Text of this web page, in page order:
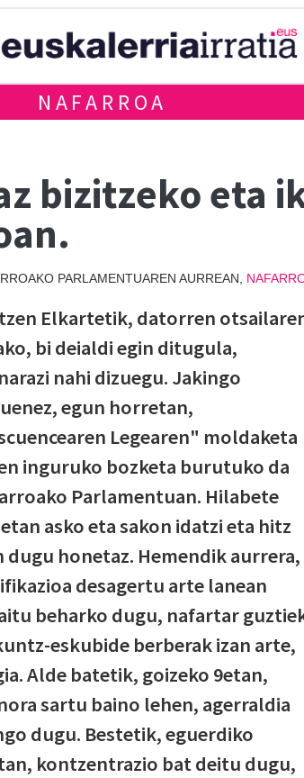
NAFARROA
bizitzeko eta
PARLAMENTUAREN AURREAN,
Elkartetik, datorren
bi deialdi egin ditugula,
nahi dizuegu. Jakingo
egun horretan,
Legearen" moldaketa
inguruko bozketa burutuko da
Parlamentuan. Hilabete
asko eta sakon idatzi eta hitz
dugu honetaz. Hemendik aurrera,
desagertu arte lanean
beharko dugu, nafartar
eskubide berberak izan arte,
Alde batetik, goizeko 9etan,
sartu baino lehen, agerraldia
dugu. Bestetik, eguerdiko
kontzentrazio bat deitu dugu,